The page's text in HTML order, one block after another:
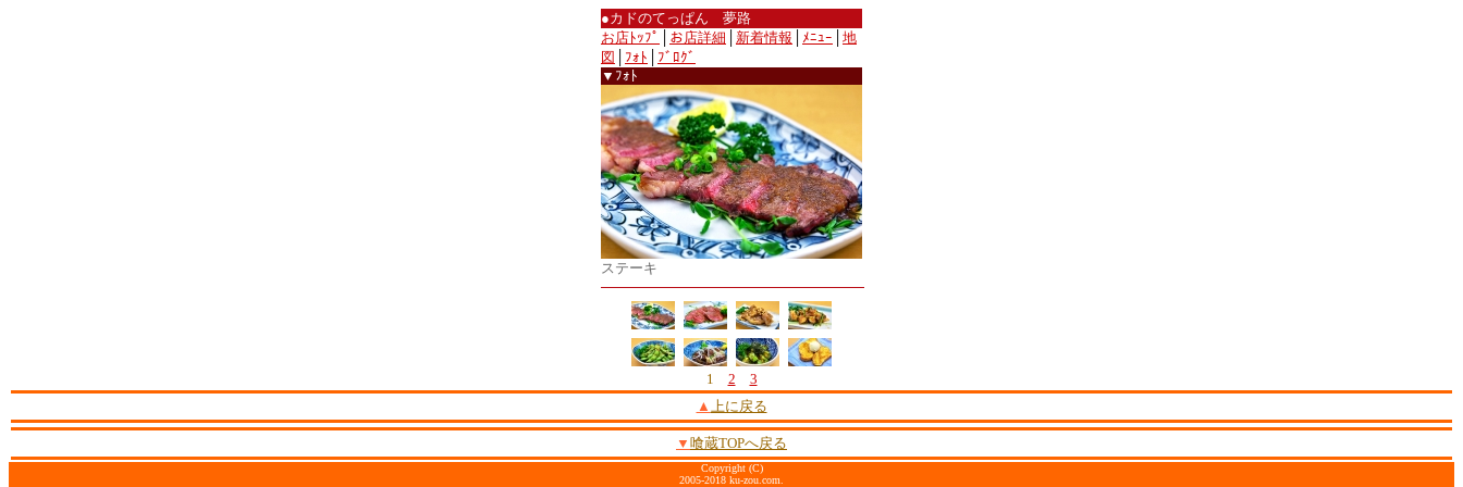
●カドのてっぱん 夢路
お店ﾄｯﾌﾟ
お店詳細 新着情報 ﾒﾆｭｰ
地
図
ﾌｫﾄ
ﾌﾞﾛｸﾞ
▼ﾌｫﾄ
ステーキ
1 2
3
▲ 上に戻る
▼ 喰蔵TOPへ戻る
Copyright (C)
2005-2018 ku-zou.com.